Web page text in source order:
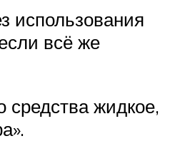
использования
всё же
средства жидкое,